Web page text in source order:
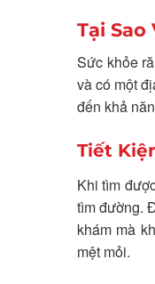
Tại
Sức khỏe
và có một
đến khả
Tiết
Khi tìm
tìm đường.
khám mà
mệt mỏi.